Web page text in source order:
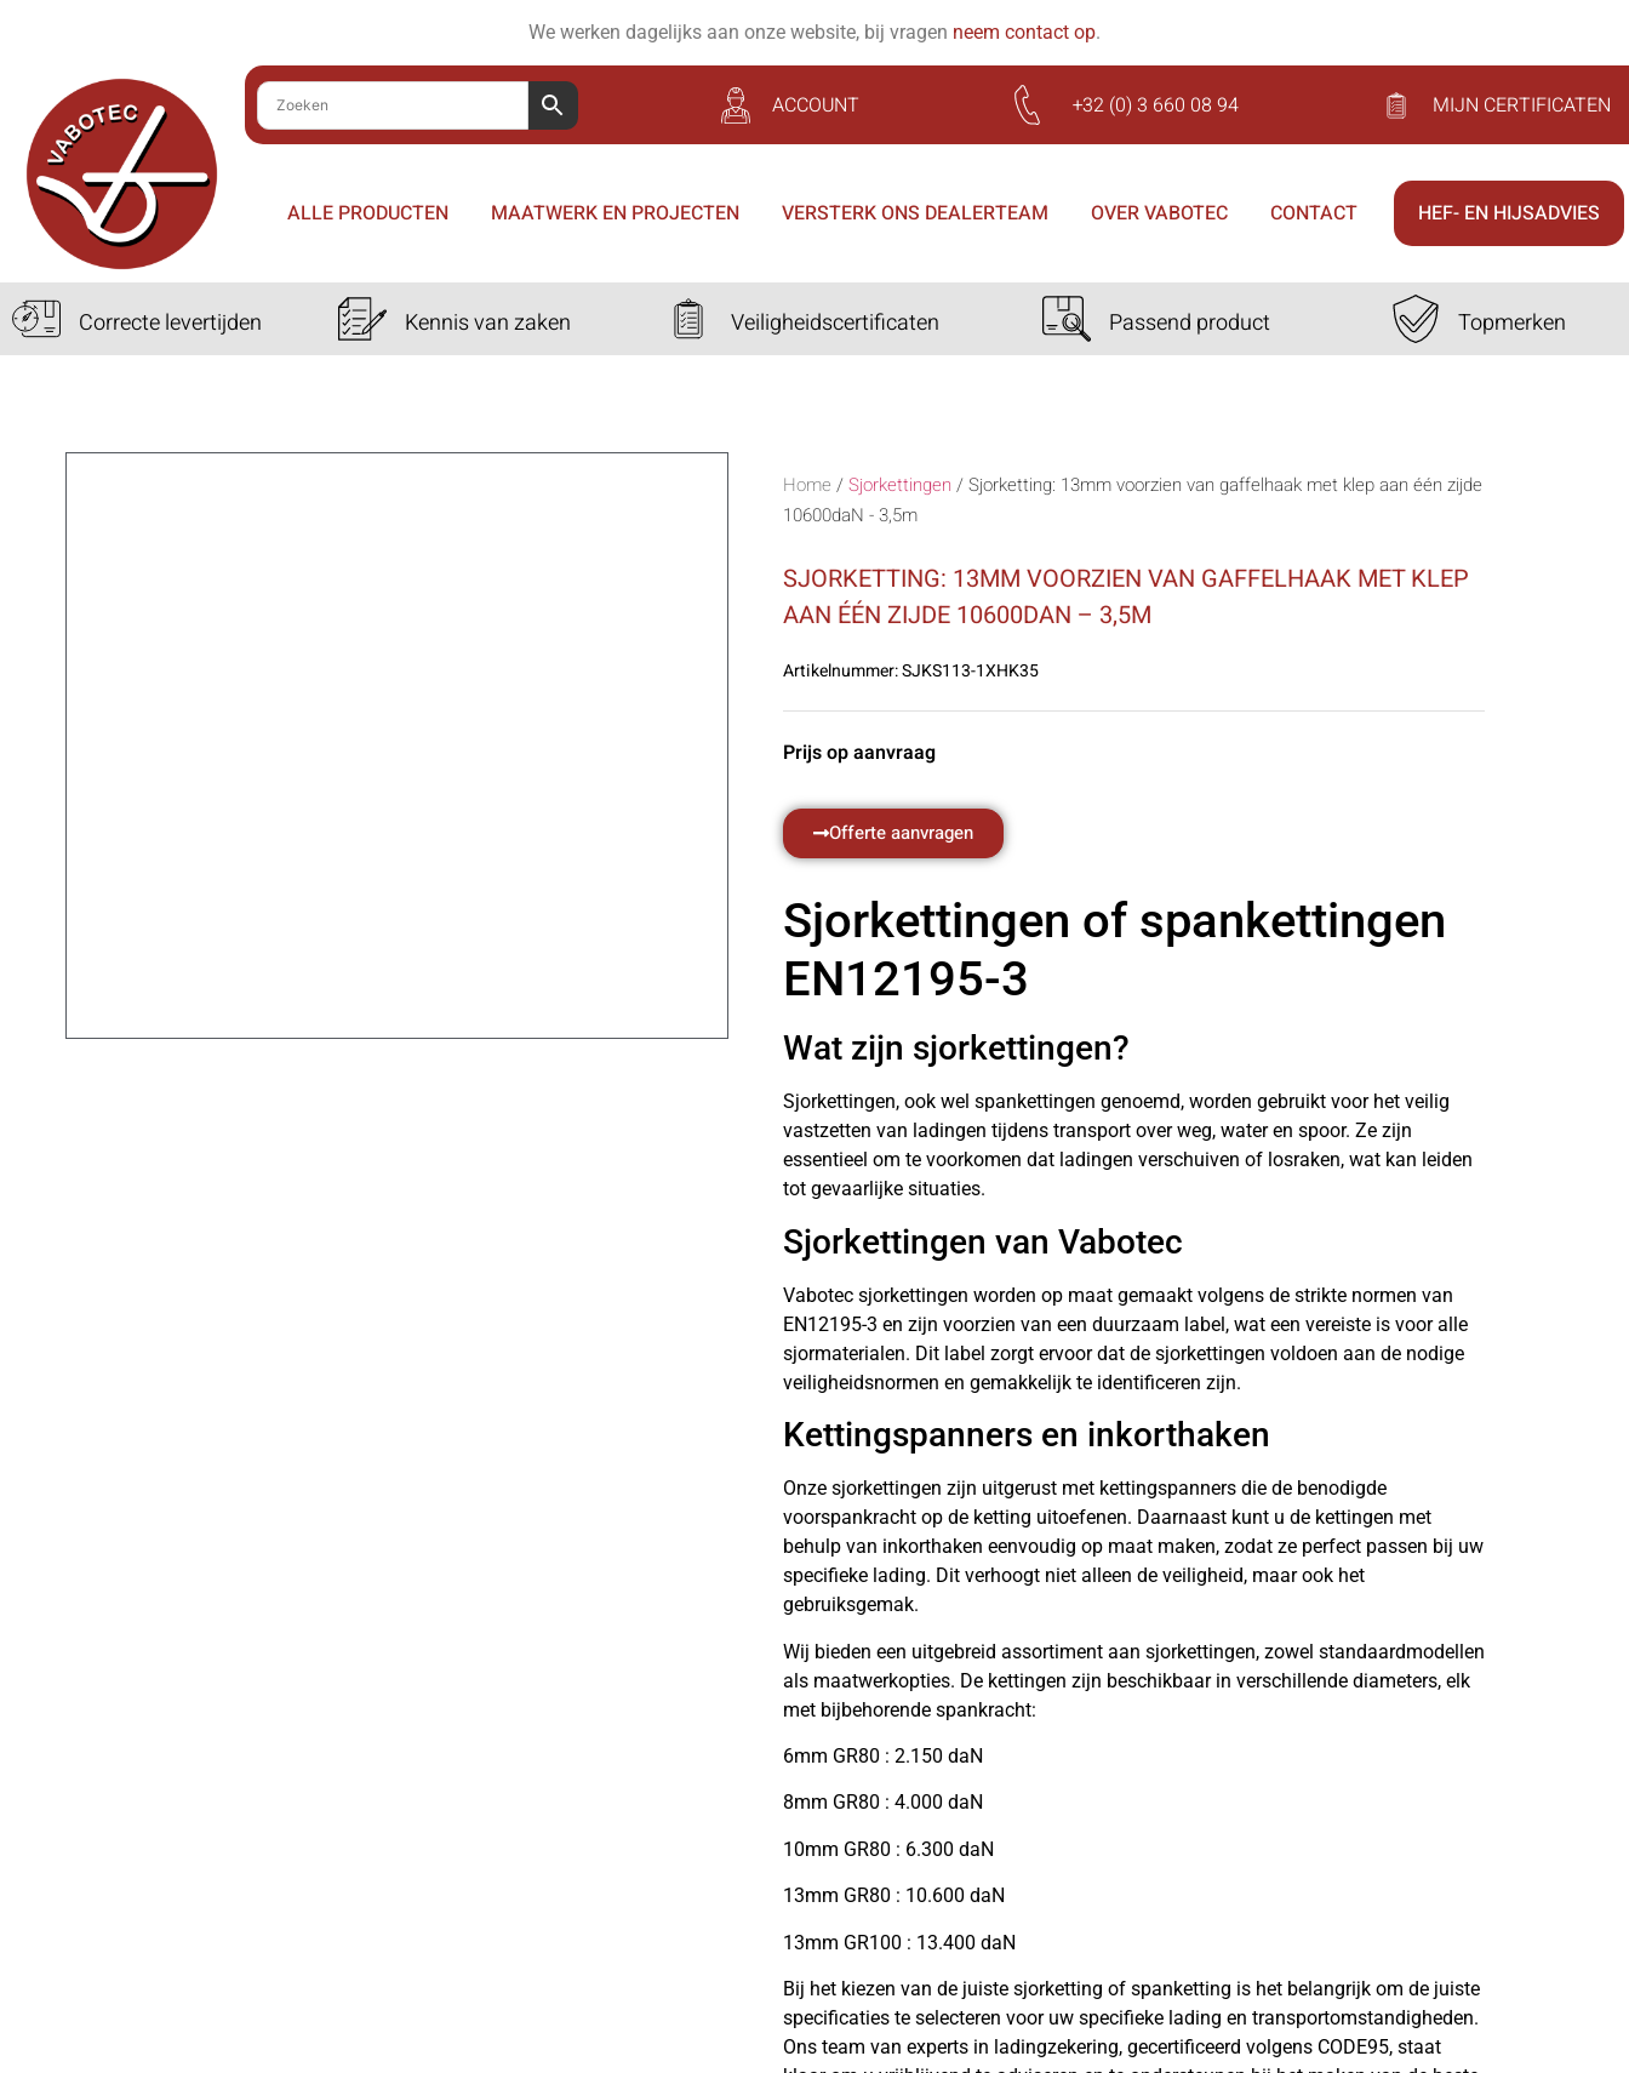
We werken dagelijks aan onze website, bij vragen neem contact op.
ACCOUNT +32 (0) 3 660 08 94 MIJN CERTIFICATEN
ALLE PRODUCTEN MAATWERK EN PROJECTEN VERSTERK ONS DEALERTEAM OVER VABOTEC CONTACT HEF- EN HIJSADVIES
Correcte levertijden Kennis van zaken Veiligheidscertificaten Passend product Topmerken
Home /Sjorkettingen /Sjorketting: 13mm voorzien van gaffelhaak met klep aan één zijde
10600daN - 3,5m
SJORKETTING: 13MM VOORZIEN VAN GAFFELHAAK MET KLEP
AAN ÉÉN ZIJDE 10600DAN – 3,5M
Artikelnummer:SJKS113-1XHK35
Prijs op aanvraag
Offerte aanvragen
Sjorkettingen of spankettingen
EN12195-3
Wat zijn sjorkettingen?
Sjorkettingen, ook wel spankettingen genoemd, worden gebruikt voor het veilig
vastzetten van ladingen tijdens transport over weg, water en spoor. Ze zijn
essentieel om te voorkomen dat ladingen verschuiven of losraken, wat kan leiden
tot gevaarlijke situaties.
Sjorkettingen van Vabotec
Vabotec sjorkettingen worden op maat gemaakt volgens de strikte normen van
EN12195-3 en zijn voorzien van een duurzaam label, wat een vereiste is voor alle
sjormaterialen. Dit label zorgt ervoor dat de sjorkettingen voldoen aan de nodige
veiligheidsnormen en gemakkelijk te identificeren zijn.
Kettingspanners en inkorthaken
Onze sjorkettingen zijn uitgerust met kettingspanners die de benodigde
voorspankracht op de ketting uitoefenen. Daarnaast kunt u de kettingen met
behulp van inkorthaken eenvoudig op maat maken, zodat ze perfect passen bij uw
specifieke lading. Dit verhoogt niet alleen de veiligheid, maar ook het
gebruiksgemak.
Wij bieden een uitgebreid assortiment aan sjorkettingen, zowel standaardmodellen
als maatwerkopties. De kettingen zijn beschikbaar in verschillende diameters, elk
met bijbehorende spankracht:
6mm GR80 : 2.150 daN
8mm GR80 : 4.000 daN
10mm GR80 : 6.300 daN
13mm GR80 : 10.600 daN
13mm GR100 : 13.400 daN
Bij het kiezen van de juiste sjorketting of spanketting is het belangrijk om de juiste
specificaties te selecteren voor uw specifieke lading en transportomstandigheden.
Ons team van experts in ladingzekering, gecertificeerd volgens CODE95, staat